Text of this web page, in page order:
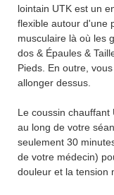
lointain UTK est un
flexible autour d'une
musculaire là où les
dos & Épaules &
Pieds. En outre,
allonger dessus.
Le coussin
au long de votre
seulement 30
de votre médecin)
douleur et la tension